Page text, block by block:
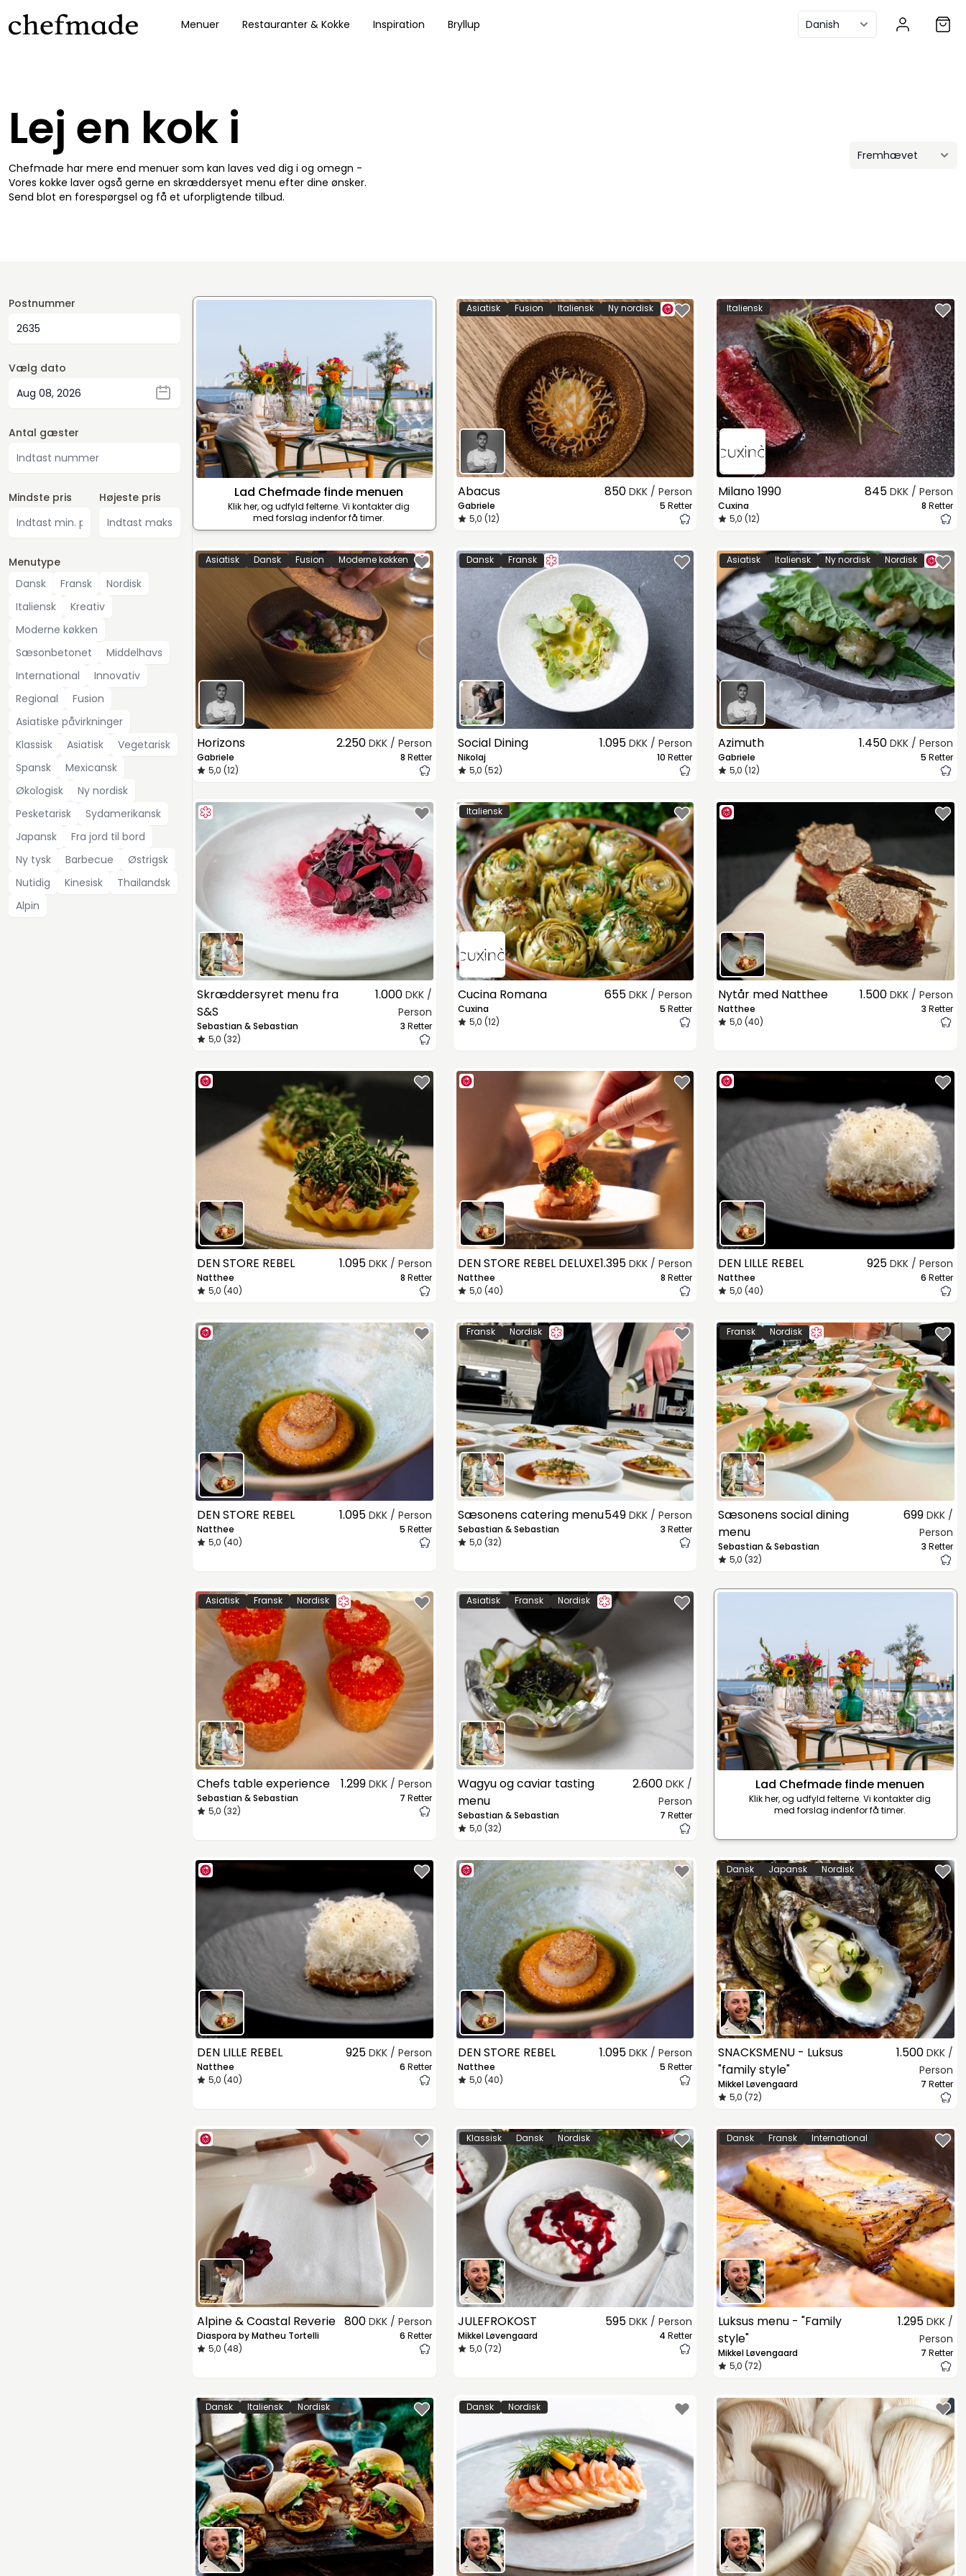
Menuer Restauranter & Kokke Inspiration Bryllup
Lej en kok i
Chefmade har mere end menuer som kan laves ved dig i og omegn -
Vores kokke laver også gerne en skræddersyet menu efter dine ønsker.
Send blot en forespørgsel og få et uforpligtende tilbud.
Postnummer
Vælg dato
Antal gæster
Mindste pris Højeste pris
Menutype
Dansk
Fransk
Nordisk
Italiensk
Kreativ
Moderne køkken
Sæsonbetonet
Middelhavs
International
Innovativ
Regional
Fusion
Asiatiske påvirkninger
Klassisk
Asiatisk
Vegetarisk
Spansk
Mexicansk
Økologisk
Ny nordisk
Pesketarisk
Sydamerikansk
Japansk
Fra jord til bord
Ny tysk
Barbecue
Østrigsk
Nutidig
Kinesisk
Thailandsk
Alpin
Lad Chefmade finde menuen
Klik her, og udfyld felterne. Vi kontakter dig
med forslag indenfor få timer.
Asiatisk Fusion Italiensk Ny nordisk
Abacus
Gabriele
5,0 (12)
850DKK / Person
5 Retter
Italiensk
Milano 1990
Cuxina
5,0 (12)
845 DKK / Person
8 Retter
Asiatisk Dansk Fusion Moderne køkken
Horizons
Gabriele
5,0 (12)
2.250 DKK / Person
8 Retter
Dansk Fransk
Social Dining
Nikolaj
5,0 (52)
1.095DKK / Person
10 Retter
Asiatisk Italiensk Ny nordisk Nordisk
Azimuth
Gabriele
5,0 (12)
1.450 DKK / Person
5 Retter
Skræddersyret menu fra
S&S
Sebastian & Sebastian
5,0 (32)
1.000 DKK /
Person
3 Retter
Italiensk
Cucina Romana
Cuxina
5,0 (12)
655DKK / Person
5 Retter
Nytår med Natthee
Natthee
5,0 (40)
1.500 DKK / Person
3 Retter
DEN STORE REBEL
Natthee
5,0 (40)
1.095 DKK / Person
8 Retter
DEN STORE REBEL DELUXE
Natthee
5,0 (40)
1.395DKK / Person
8 Retter
DEN LILLE REBEL
Natthee
5,0 (40)
925 DKK / Person
6 Retter
DEN STORE REBEL
Natthee
5,0 (40)
1.095 DKK / Person
5 Retter
Fransk Nordisk
Sæsonens catering menu
Sebastian & Sebastian
5,0 (32)
549DKK / Person
3 Retter
Fransk Nordisk
Sæsonens social dining
menu
Sebastian & Sebastian
5,0 (32)
699 DKK /
Person
3 Retter
Asiatisk Fransk Nordisk
Chefs table experience
Sebastian & Sebastian
5,0 (32)
1.299 DKK / Person
7 Retter
Asiatisk Fransk Nordisk
Wagyu og caviar tasting
menu
Sebastian & Sebastian
5,0 (32)
2.600DKK /
Person
7 Retter
Lad Chefmade finde menuen
Klik her, og udfyld felterne. Vi kontakter dig
med forslag indenfor få timer.
DEN LILLE REBEL
Natthee
5,0 (40)
925 DKK / Person
6 Retter
DEN STORE REBEL
Natthee
5,0 (40)
1.095DKK / Person
5 Retter
Dansk Japansk Nordisk
SNACKSMENU - Luksus
"family style"
Mikkel Løvengaard
5,0 (72)
1.500 DKK /
Person
7 Retter
Alpine & Coastal Reverie
Diaspora by Matheu Tortelli
5,0 (48)
800 DKK / Person
6 Retter
Klassisk Dansk Nordisk
JULEFROKOST
Mikkel Løvengaard
5,0 (72)
595DKK / Person
4 Retter
Dansk Fransk International
Luksus menu - "Family
style"
Mikkel Løvengaard
5,0 (72)
1.295 DKK /
Person
7 Retter
Dansk Italiensk Nordisk Dansk Nordisk